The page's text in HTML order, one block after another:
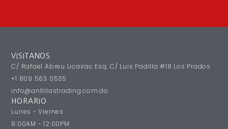
VISITANOS
C/ Rafael Abreu Licairac Esq. C/ Luis Padilla #18 Los Prados
+1 809 563 0535
info@antillastrading.com.do
HORARIO
Lunes - Viernes:
8:00AM - 12:00PM